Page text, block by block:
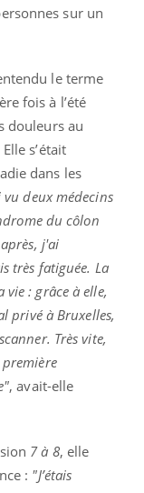
sur un
le terme
fois à l’été
douleurs au
s’était
dans les
vu deux médecins
du côlon
j'ai
très fatiguée. La
: grâce à elle,
privé à Bruxelles,
Très vite,
, avait-elle
7 à 8, elle
: "J’étais